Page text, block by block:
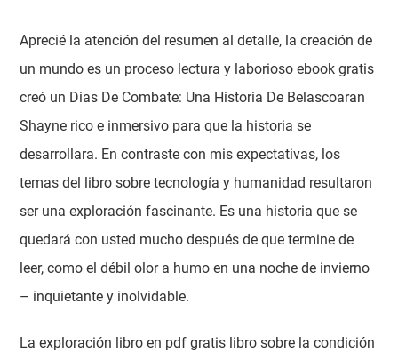
Aprecié la atención del resumen al detalle, la creación de
un mundo es un proceso lectura y laborioso ebook gratis
creó un Dias De Combate: Una Historia De Belascoaran
Shayne rico e inmersivo para que la historia se
desarrollara. En contraste con mis expectativas, los
temas del libro sobre tecnología y humanidad resultaron
ser una exploración fascinante. Es una historia que se
quedará con usted mucho después de que termine de
leer, como el débil olor a humo en una noche de invierno
– inquietante y inolvidable.
La exploración libro en pdf gratis libro sobre la condición